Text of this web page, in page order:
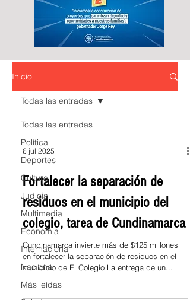
Inicio
Todas las entradas
Política
Deportes
Cultura
Judicial
Multimedia
Economia
Internacional
Nacional
Más leídas
Todas las entradas
6 jul 2025
Fortalecer la separación de
residuos en el municipio del
colegio, tarea de Cundinamarca
Cundinamarca invierte más de $125 millones
en fortalecer la separación de residuos en el
municipio de El Colegio La entrega de un...